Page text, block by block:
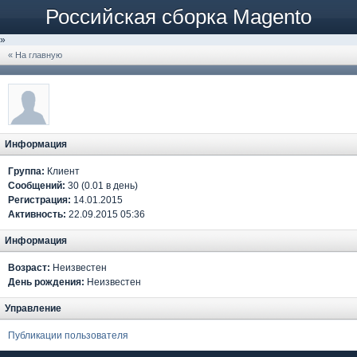
Российская сборка Magento
»
« На главную
Информация
Группа: Клиент
Сообщений: 30 (0.01 в день)
Регистрация: 14.01.2015
Активность: 22.09.2015 05:36
Информация
Возраст: Неизвестен
День рождения: Неизвестен
Управление
Публикации пользователя